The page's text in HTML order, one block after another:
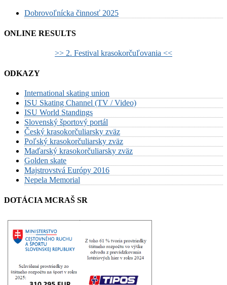
Dobrovoľnícka činnosť 2025
ONLINE RESULTS
>> 2. Festival krasokorčuľovania <<
ODKAZY
International skating union
ISU Skating Channel (TV / Video)
ISU World Standings
Slovenský športový portál
Český krasokorčuliarsky zväz
Poľský krasokorčuliarsky zväz
Maďarský krasokorčuliarsky zväz
Golden skate
Majstrovstvá Európy 2016
Nepela Memorial
DOTÁCIA MCRAŠ SR